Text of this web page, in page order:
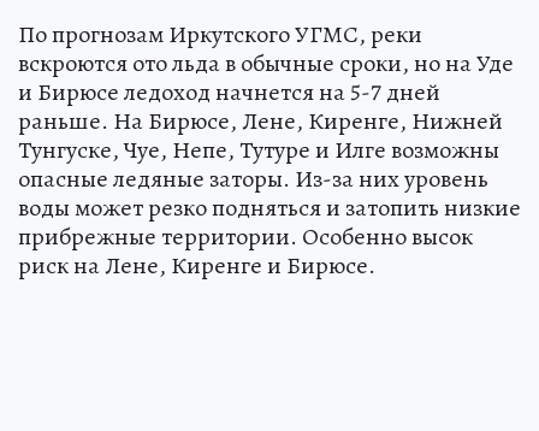
По прогнозам Иркутского УГМС, реки
вскроются ото льда в обычные сроки, но на Уде
и Бирюсе ледоход начнется на 5-7 дней
раньше. На Бирюсе, Лене, Киренге, Нижней
Тунгуске, Чуе, Непе, Тутуре и Илге возможны
опасные ледяные заторы. Из-за них уровень
воды может резко подняться и затопить низкие
прибрежные территории. Особенно высок
риск на Лене, Киренге и Бирюсе.